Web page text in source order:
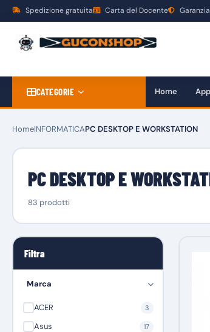
Spedizione gratuita Carta del Docente
CATEGORIE Home
HomeINFORMATICAPC DESKTOP E WORKSTATION
PC DESKTOP E
83 prodotti
Filtra
Marca
ACER 3
Asus 17